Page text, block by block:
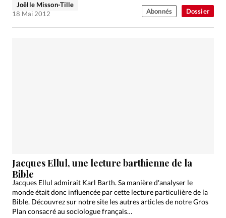
Dossier
Joëlle Misson-Tille
18 Mai 2012
Abonnés
Jacques Ellul, une lecture barthienne de la
Bible
Jacques Ellul admirait Karl Barth. Sa manière d'analyser le
monde était donc influencée par cette lecture particulière de la
Bible. Découvrez sur notre site les autres articles de notre Gros
Plan consacré au sociologue français…